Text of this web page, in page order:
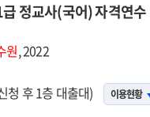
정교사(국어) 자격연수
원, 2022
청 후 1층 대출대) 이용현황